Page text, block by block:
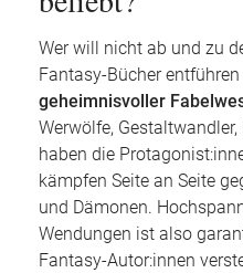
Wer will nicht ab und zu
Fantasy-Bücher
geheimnisvoller
Werwölfe,
haben die
kämpfen Seite an Seite
und Dämonen.
Wendungen ist also
Fantasy-Autor:innen